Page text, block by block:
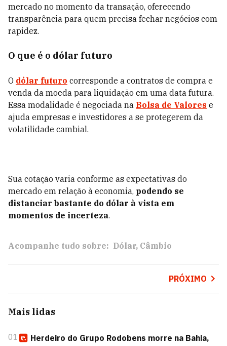
mercado no momento da transação, oferecendo
transparência para quem precisa fechar negócios com
rapidez.
O que é o dólar futuro
O dólar futuro corresponde a contratos de compra e
venda da moeda para liquidação em uma data futura.
Essa modalidade é negociada na Bolsa de Valores e
ajuda empresas e investidores a se protegerem da
volatilidade cambial.
Sua cotação varia conforme as expectativas do
mercado em relação à economia, podendo se
distanciar bastante do dólar à vista em
momentos de incerteza.
Acompanhe tudo sobre: Dólar Câmbio
PRÓXIMO
Mais lidas
01
Herdeiro do Grupo Rodobens morre na Bahia,